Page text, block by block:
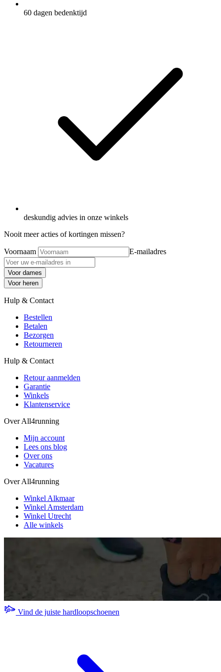
60 dagen bedenktijd
deskundig advies in onze winkels
Nooit meer acties of kortingen missen?
Voornaam E-mailadres
Voor dames
Voor heren
Hulp & Contact
Bestellen
Betalen
Bezorgen
Retourneren
Hulp & Contact
Retour aanmelden
Garantie
Winkels
Klantenservice
Over All4running
Mijn account
Lees ons blog
Over ons
Vacatures
Over All4running
Winkel Alkmaar
Winkel Amsterdam
Winkel Utrecht
Alle winkels
Vind de juiste hardloopschoenen